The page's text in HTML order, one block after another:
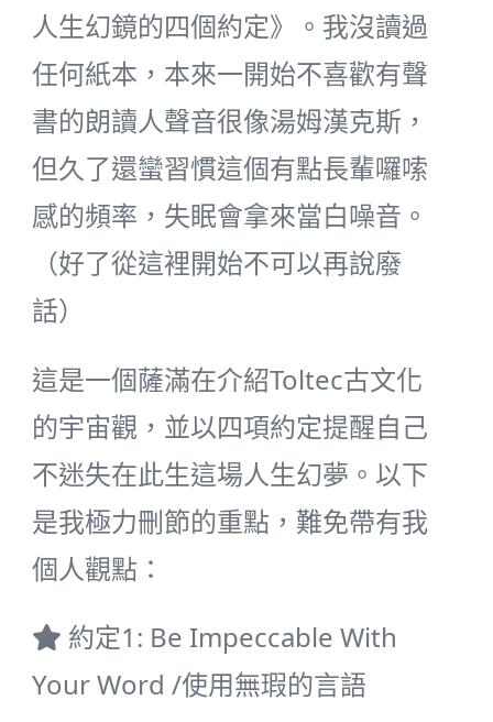
人生幻鏡的四個約定》。我沒讀過
任何紙本，本來一開始不喜歡有聲
書的朗讀人聲音很像湯姆漢克斯，
但久了還蠻習慣這個有點長輩囉嗦
感的頻率，失眠會拿來當白噪音。
（好了從這裡開始不可以再說廢
話）
這是一個薩滿在介紹Toltec古文化
的宇宙觀，並以四項約定提醒自己
不迷失在此生這場人生幻夢。以下
是我極力刪節的重點，難免帶有我
個人觀點：
約定1: Be Impeccable With
Your Word /使用無瑕的言語